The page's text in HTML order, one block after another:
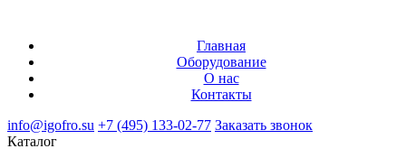
Главная
Оборудование
О нас
Контакты
info@igofro.su +7 (495) 133-02-77 Заказать звонок
Каталог